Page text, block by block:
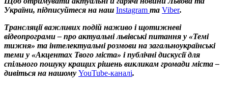
України, підписуйтеся на наш Instagram та Viber.
Трансляції важливих подій наживо і щотижневі
відеопрограми – про актуальні львівські питання у «Темі
тижня» та інтелектуальні розмови на загальноукраїнські
теми у «Акцентах Твого міста» і публічні дискусії для
спільного пошуку кращих рішень викликам громади міста –
дивіться на нашому YouTube-каналі.